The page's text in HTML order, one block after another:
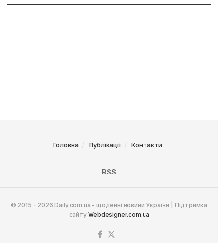
Головна Публікації Контакти
RSS
© 2015 - 2026 Daily.com.ua - щоденні новини України | Підтримка
сайту Webdesigner.com.ua